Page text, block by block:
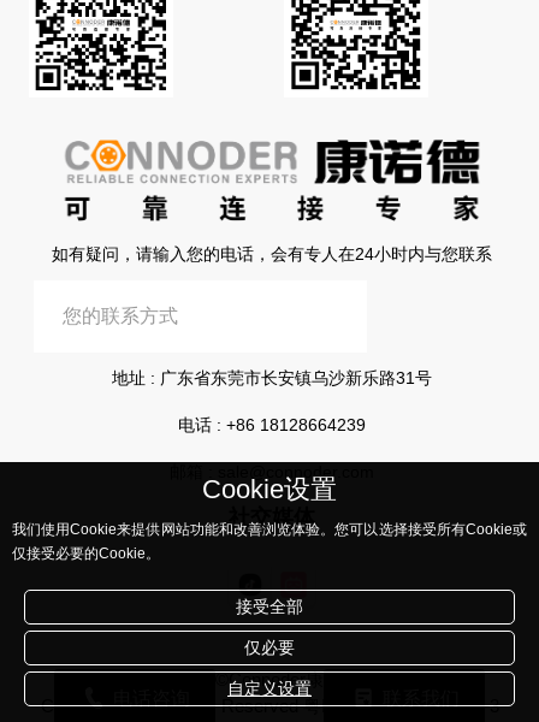
Cookie设置
我们使用Cookie来提供网站功能和改善浏览体验。您可以选择接受所有Cookie或
仅接受必要的Cookie。
接受全部
仅必要
自定义设置
如有疑问，请输入您的电话，会有专人在24小时内与您联系
地址 : 广东省东莞市长安镇乌沙新乐路31号
电话 : +86 18128664239
社交媒体
版权所有©Connoder康诺德所有
Corporation, All Rights Reserved粤ICP备2023108441号-3